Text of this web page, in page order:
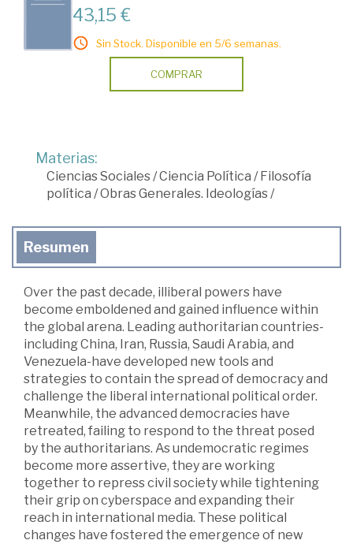
43,15 €
Sin Stock. Disponible en 5/6 semanas.
COMPRAR
Materias:
Ciencias Sociales/Ciencia Política / Filosofía
política /Obras Generales. Ideologías/
Resumen
Over the past decade, illiberal powers have
become emboldened and gained influence within
the global arena. Leading authoritarian countries-
including China, Iran, Russia, Saudi Arabia, and
Venezuela-have developed new tools and
strategies to contain the spread of democracy and
challenge the liberal international political order.
Meanwhile, the advanced democracies have
retreated, failing to respond to the threat posed
by the authoritarians. As undemocratic regimes
become more assertive, they are working
together to repress civil society while tightening
their grip on cyberspace and expanding their
reach in international media. These political
changes have fostered the emergence of new